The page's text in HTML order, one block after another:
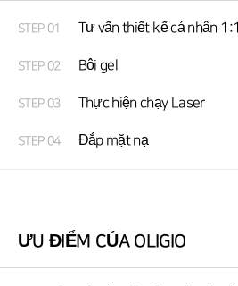
STEP 01 Tư vấn thiết kế cá nhân 1:1
STEP 02 Bôi gel
STEP 03 Thực hiện chạy Laser
STEP 04 Đắp mặt nạ
ƯU ĐIỂM CỦA OLIGIO